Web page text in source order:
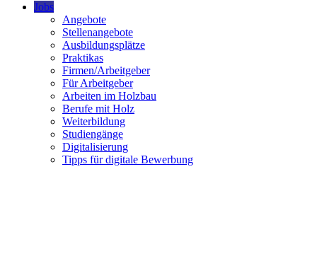
Jobs
Angebote
Stellenangebote
Ausbildungsplätze
Praktikas
Firmen/Arbeitgeber
Für Arbeitgeber
Arbeiten im Holzbau
Berufe mit Holz
Weiterbildung
Studiengänge
Digitalisierung
Tipps für digitale Bewerbung